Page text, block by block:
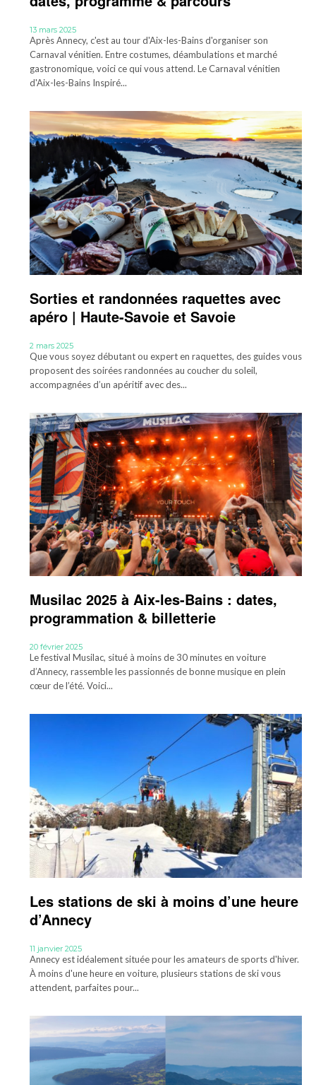
13 mars 2025
Après Annecy, c'est au tour d'Aix-les-Bains d'organiser son
Carnaval vénitien. Entre costumes, déambulations et marché
gastronomique, voici ce qui vous attend. Le Carnaval vénitien
d'Aix-les-Bains Inspiré...
Sorties et randonnées raquettes avec
apéro | Haute-Savoie et Savoie
2 mars 2025
Que vous soyez débutant ou expert en raquettes, des guides vous
proposent des soirées randonnées au coucher du soleil,
accompagnées d’un apéritif avec des...
Musilac 2025 à Aix-les-Bains : dates,
programmation & billetterie
20 février 2025
Le festival Musilac, situé à moins de 30 minutes en voiture
d’Annecy, rassemble les passionnés de bonne musique en plein
cœur de l’été. Voici...
Les stations de ski à moins d’une heure
d’Annecy
11 janvier 2025
Annecy est idéalement située pour les amateurs de sports d'hiver.
À moins d'une heure en voiture, plusieurs stations de ski vous
attendent, parfaites pour...